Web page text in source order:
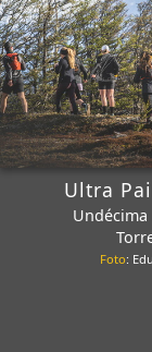
Ultra
Foto: